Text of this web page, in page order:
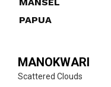
PAPUA
MANOKWARI
Scattered Clouds